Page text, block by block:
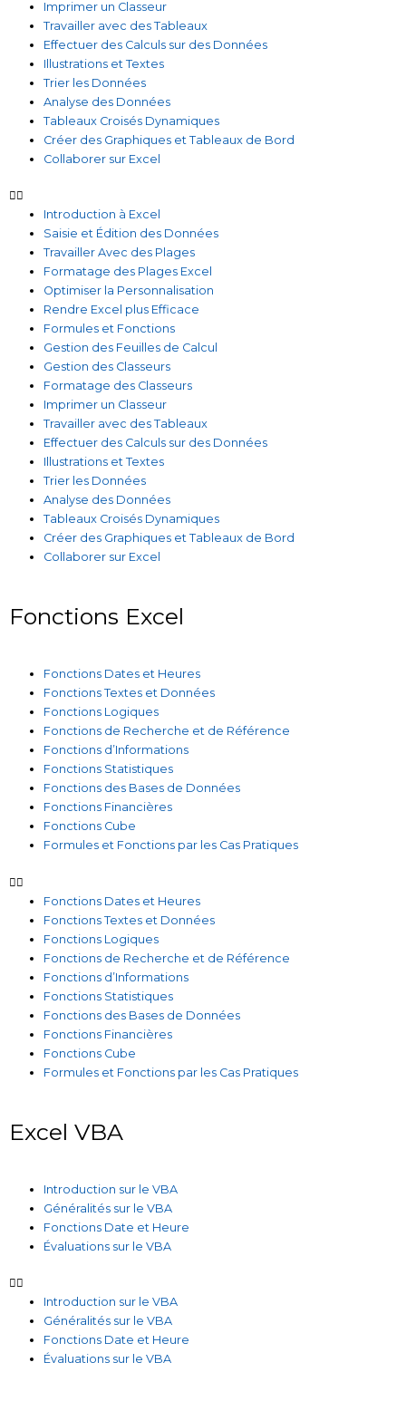
Imprimer un Classeur
Travailler avec des Tableaux
Effectuer des Calculs sur des Données
Illustrations et Textes
Trier les Données
Analyse des Données
Tableaux Croisés Dynamiques
Créer des Graphiques et Tableaux de Bord
Collaborer sur Excel
Introduction à Excel
Saisie et Édition des Données
Travailler Avec des Plages
Formatage des Plages Excel
Optimiser la Personnalisation
Rendre Excel plus Efficace
Formules et Fonctions
Gestion des Feuilles de Calcul
Gestion des Classeurs
Formatage des Classeurs
Imprimer un Classeur
Travailler avec des Tableaux
Effectuer des Calculs sur des Données
Illustrations et Textes
Trier les Données
Analyse des Données
Tableaux Croisés Dynamiques
Créer des Graphiques et Tableaux de Bord
Collaborer sur Excel
Fonctions Excel
Fonctions Dates et Heures
Fonctions Textes et Données
Fonctions Logiques
Fonctions de Recherche et de Référence
Fonctions d’Informations
Fonctions Statistiques
Fonctions des Bases de Données
Fonctions Financières
Fonctions Cube
Formules et Fonctions par les Cas Pratiques
Fonctions Dates et Heures
Fonctions Textes et Données
Fonctions Logiques
Fonctions de Recherche et de Référence
Fonctions d’Informations
Fonctions Statistiques
Fonctions des Bases de Données
Fonctions Financières
Fonctions Cube
Formules et Fonctions par les Cas Pratiques
Excel VBA
Introduction sur le VBA
Généralités sur le VBA
Fonctions Date et Heure
Évaluations sur le VBA
Introduction sur le VBA
Généralités sur le VBA
Fonctions Date et Heure
Évaluations sur le VBA